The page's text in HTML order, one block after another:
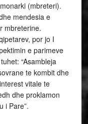
(mbreteri).
mendesia e
mbreterine.
por jo I
e parimeve
“Asambleja
te kombit dhe
vitale te
dhe proklamon
i Pare”.